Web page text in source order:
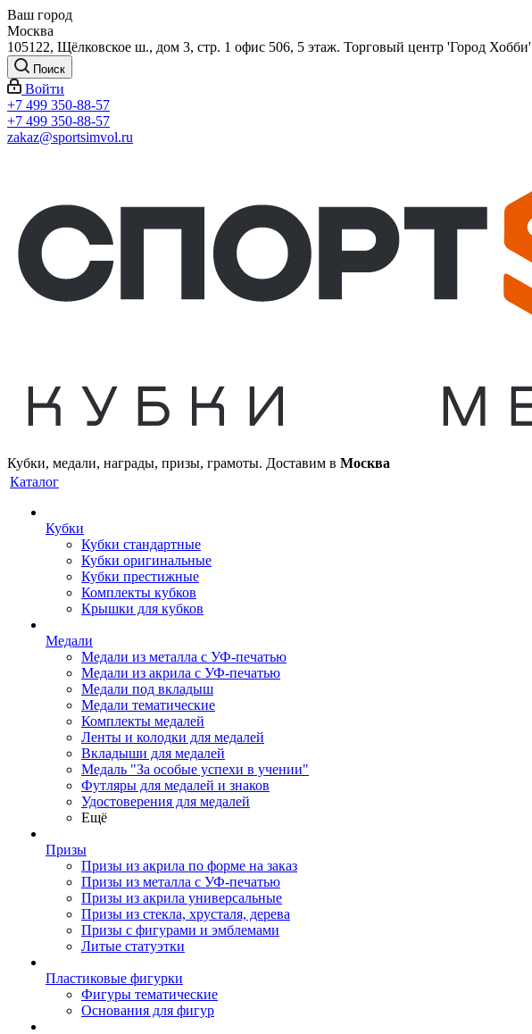
Ваш город
Москва
105122, Щёлковское ш., дом 3, стр. 1 офис 506, 5 этаж. Торговый центр 'Город Хобби'
Поиск
Войти
+7 499 350-88-57
+7 499 350-88-57
zakaz@sportsimvol.ru
Кубки, медали, награды, призы, грамоты. Доставим в Москва
Каталог
Кубки
Кубки стандартные
Кубки оригинальные
Кубки престижные
Комплекты кубков
Крышки для кубков
Медали
Медали из металла с УФ-печатью
Медали из акрила с УФ-печатью
Медали под вкладыш
Медали тематические
Комплекты медалей
Ленты и колодки для медалей
Вкладыши для медалей
Медаль "За особые успехи в учении"
Футляры для медалей и знаков
Удостоверения для медалей
Ещё
Призы
Призы из акрила по форме на заказ
Призы из металла с УФ-печатью
Призы из акрила универсальные
Призы из стекла, хрусталя, дерева
Призы с фигурами и эмблемами
Литые статуэтки
Пластиковые фигурки
Фигуры тематические
Основания для фигур